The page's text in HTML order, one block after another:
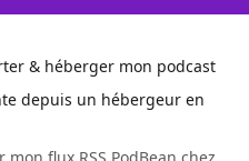
& héberger mon podcast
depuis un hébergeur en